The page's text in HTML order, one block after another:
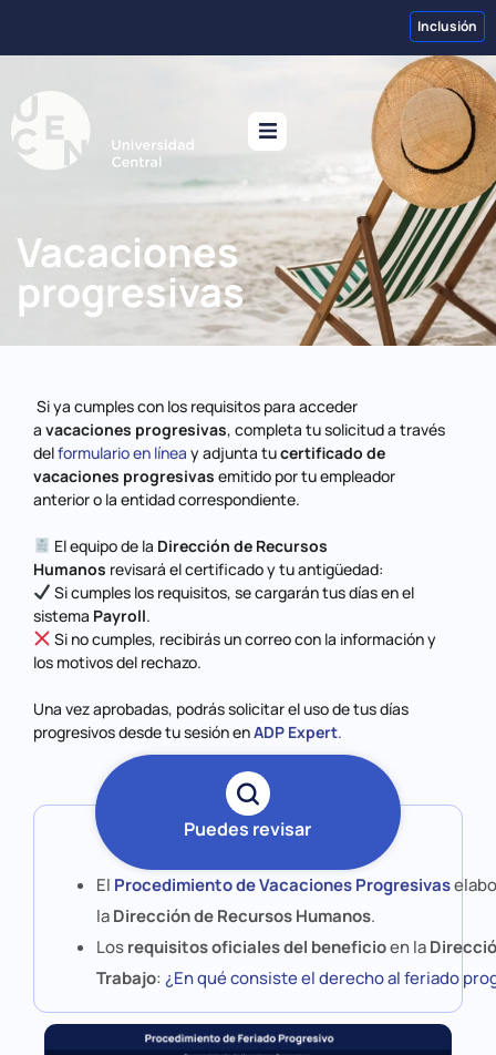
Inclusión
Vacaciones
progresivas
Si ya cumples con los requisitos para acceder
a vacaciones progresivas, completa tu solicitud a través
delformulario en línea y adjunta tucertificado de
vacaciones progresivas emitido por tu empleador
anterior o la entidad correspondiente.
El equipo de la Dirección de Recursos
Humanos revisará el certificado y tu antigüedad:
Si cumples los requisitos, se cargarán tus días en el
sistema Payroll.
Si no cumples, recibirás un correo con la información y
los motivos del rechazo.
Una vez aprobadas, podrás solicitar el uso de tus días
progresivos desde tu sesión enADP Expert.
Puedes revisar
El Procedimiento de Vacaciones Progresivas
laDirección de Recursos Humanos.
Losrequisitos oficiales del beneficioen la
Trabajo:¿En qué consiste el derecho al feriado